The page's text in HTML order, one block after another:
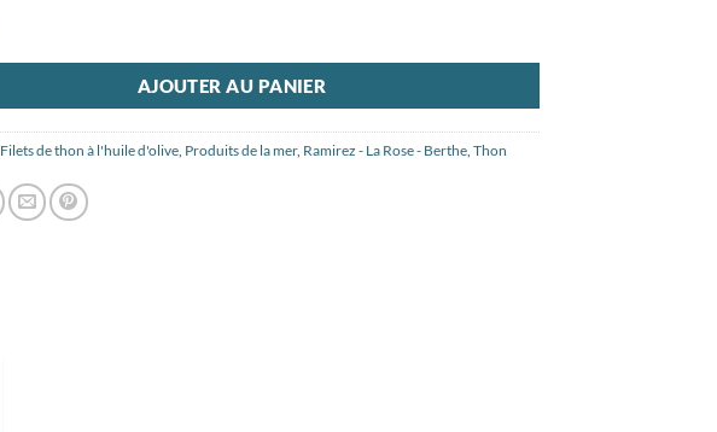
AJOUTER AU PANIER
Filets de thon à l'huile d'olive, Produits de la mer, Ramirez - La Rose - Berthe, Thon